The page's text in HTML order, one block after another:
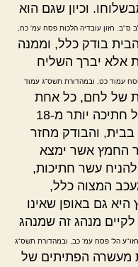
וכיון שגם הוא
ס"ב. חזון עובדיה הלכות פסח עמ' כח,
בודק כלל, וממנה
אלא יברך השליח
פסח עמוד כט, ובמהדורת תשס"ג עמוד
של לחם, כל אחת
פחות מכזית, וטוב שלא יהיה בכל חתיכה יותר מ-18
בבית, והבודק מחזר
החמץ אשר ימצא
עשר חתיכות,
המצוה כלל,
גם באופן שאינו
מנהג זה שמנהג
הל' פסח עמ' כב, ובמהדורת תשס"ג
מעשרה הפתיתים של